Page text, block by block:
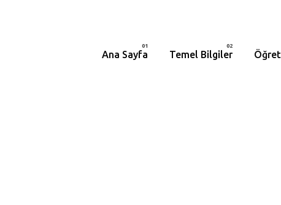
Ana Sayfa Temel Bilgiler